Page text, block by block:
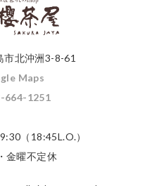
市北沖洲3-8-61
Maps
664-1251
（18:45L.O.）
金曜不定休